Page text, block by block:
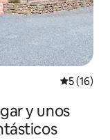
5 (16)
y unos